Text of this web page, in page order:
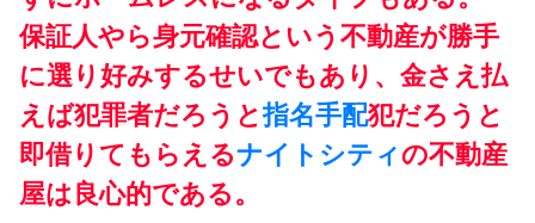
保証人やら身元確認という不動産が勝手
に選り好みするせいでもあり、金さえ払
えば犯罪者だろうと指名手配犯だろうと
即借りてもらえるナイトシティの不動産
屋は良心的である。